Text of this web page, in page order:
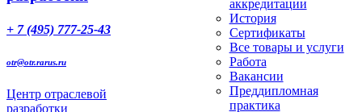
+ 7 (495) 777-25-43
otr@otr.rarus.ru
Центр отраслевой
разработки
аккредитации
История
Сертификаты
Все товары и услуги
Работа
Вакансии
Преддипломная
практика